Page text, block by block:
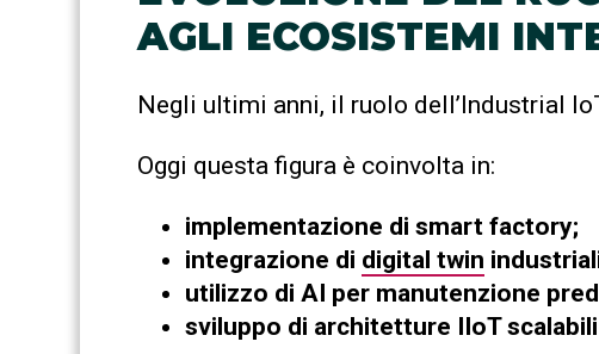
AGLI ECOSISTEMI
Negli ultimi anni, il ruolo dell’Industrial
Oggi questa figura è coinvolta in:
implementazione di smart factory;
integrazione di digital twin
utilizzo di AI per manutenzione
sviluppo di architetture IIoT